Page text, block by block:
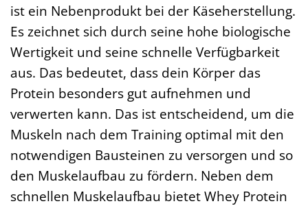
ist ein Nebenprodukt bei der Käseherstellung.
Es zeichnet sich durch seine hohe biologische
Wertigkeit und seine schnelle Verfügbarkeit
aus. Das bedeutet, dass dein Körper das
Protein besonders gut aufnehmen und
verwerten kann. Das ist entscheidend, um die
Muskeln nach dem Training optimal mit den
notwendigen Bausteinen zu versorgen und so
den Muskelaufbau zu fördern. Neben dem
schnellen Muskelaufbau bietet Whey Protein